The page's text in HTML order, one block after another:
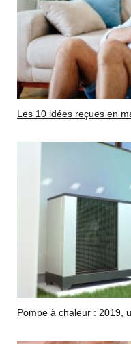
Les 10 idées reçues en
Pompe à chaleur : 2019,